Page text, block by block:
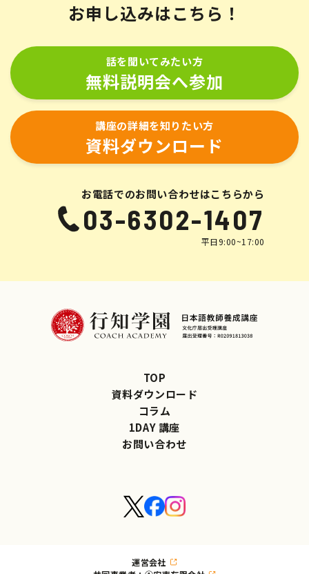
お申し込みはこちら！
話を聞いてみたい方
無料説明会へ参加
講座の詳細を知りたい方
資料ダウンロード
お電話でのお問い合わせはこちらから
03-6302-1407
平日9:00~17:00
TOP
資料ダウンロード
コラム
1DAY 講座
お問い合わせ
運営会社